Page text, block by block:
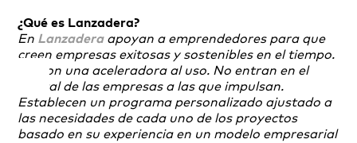
¿Qué es Lanzadera?
En Lanzaderaapoyan a emprendedores para que
creen empresas exitosas y sostenibles en el tiempo.
No son una aceleradora al uso. No entran en el
capital de las empresas a las que impulsan.
Establecen un programa personalizado ajustado a
las necesidades de cada uno de los proyectos
basado en su experiencia en un modelo empresarial